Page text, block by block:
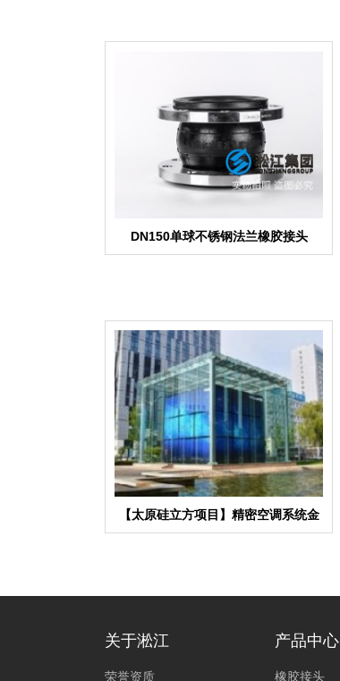
DN150单球不锈钢法兰橡胶接头
【太原硅立方项目】精密空调系统金
属软管合同
关于淞江
荣誉资质
产品中心
橡胶接头